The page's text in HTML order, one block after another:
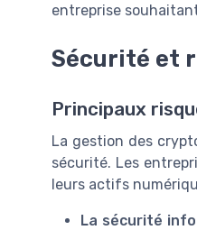
entreprise
Sécurité et
Principaux
La gestion des
sécurité. Les
leurs actifs
La sécurité